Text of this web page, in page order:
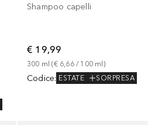
Shampoo capelli
€ 19,99
300 ml (€ 6,66 / 100 ml)
Codice: ESTATE SORPRESA